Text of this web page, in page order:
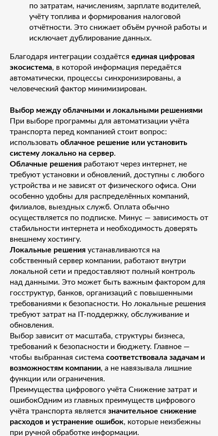
по затратам, начислениям, зарплате водителей,
учёту топлива и формирования налоговой
отчётности. Это снижает объём ручной работы и
исключает дублирование данных.
Благодаря интеграции создаётся единая цифровая
экосистема, в которой информация передаётся
автоматически, процессы синхронизированы, а
человеческий фактор минимизирован.
Выбор между облачными и локальными решениями
При выборе программы для автоматизации учёта
транспорта перед компанией стоит вопрос:
использовать облачное решение или установить
систему локально на сервер.
Облачные решения работают через интернет, не
требуют установки и обновлений, доступны с любого
устройства и не зависят от физического офиса. Они
особенно удобны для распределённых компаний,
филиалов, выездных служб. Оплата обычно
осуществляется по подписке. Минус — зависимость от
стабильности интернета и необходимость доверять
внешнему хостингу.
Локальные решения устанавливаются на
собственный сервер компании, работают внутри
локальной сети и предоставляют полный контроль
над данными. Это может быть важным фактором для
госструктур, банков, организаций с повышенными
требованиями к безопасности. Но локальные решения
требуют затрат на IT-поддержку, обслуживание и
обновления.
Выбор зависит от масштаба, структуры бизнеса,
требований к безопасности и бюджету. Главное —
чтобы выбранная система соответствовала задачам и
возможностям компании, а не навязывала лишние
функции или ограничения.
Преимущества цифрового учёта Снижение затрат и
ошибокОдним из главных преимуществ цифрового
учёта транспорта является значительное снижение
расходов и устранение ошибок, которые неизбежны
при ручной обработке информации.